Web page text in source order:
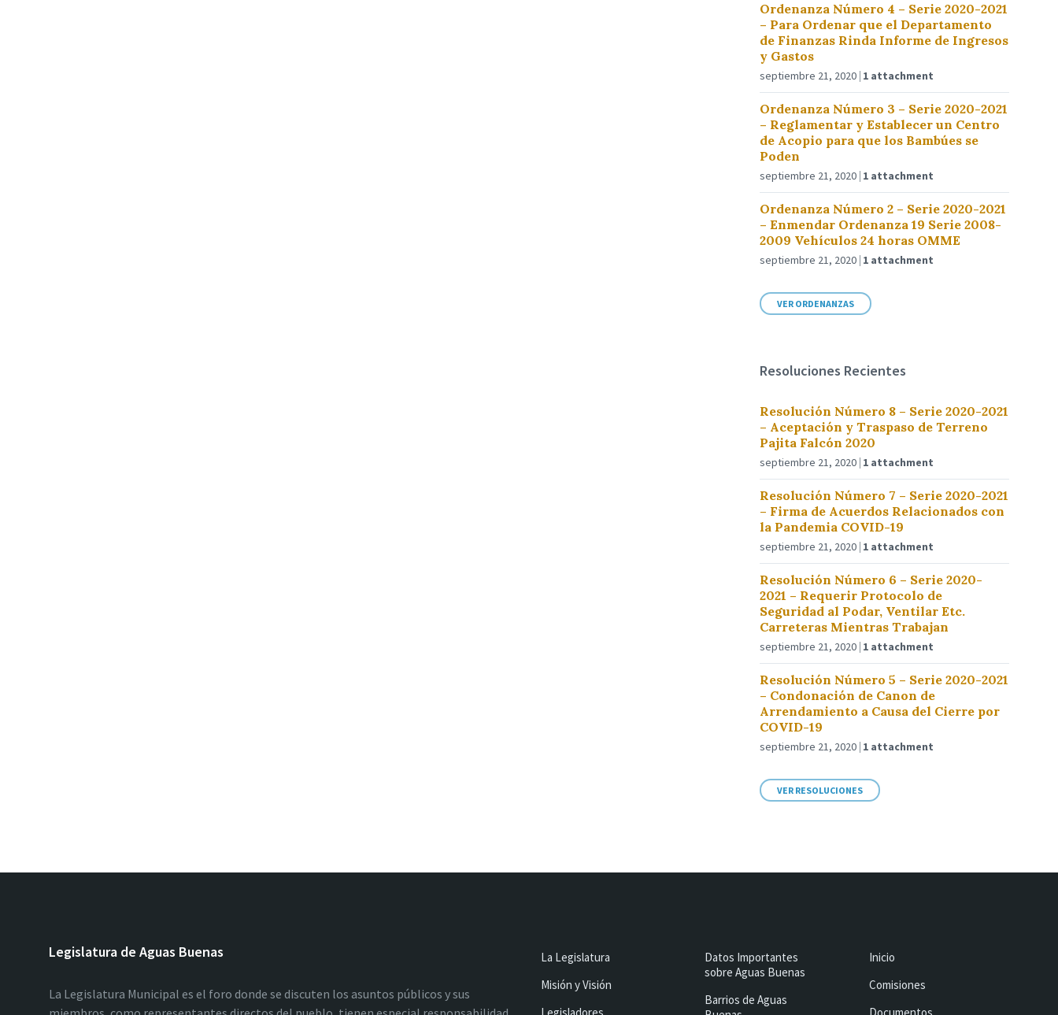
Ordenanza Número 4 – Serie 2020-2021
– Para Ordenar que el Departamento
de Finanzas Rinda Informe de Ingresos
y Gastos
septiembre 21, 2020 1 attachment
Ordenanza Número 3 – Serie 2020-2021
– Reglamentar y Establecer un Centro
de Acopio para que los Bambúes se
Poden
septiembre 21, 2020 1 attachment
Ordenanza Número 2 – Serie 2020-2021
– Enmendar Ordenanza 19 Serie 2008-
2009 Vehículos 24 horas OMME
septiembre 21, 2020 1 attachment
VER ORDENANZAS
Resoluciones Recientes
Resolución Número 8 – Serie 2020-2021
– Aceptación y Traspaso de Terreno
Pajita Falcón 2020
septiembre 21, 2020 1 attachment
Resolución Número 7 – Serie 2020-2021
– Firma de Acuerdos Relacionados con
la Pandemia COVID-19
septiembre 21, 2020 1 attachment
Resolución Número 6 – Serie 2020-
2021 – Requerir Protocolo de
Seguridad al Podar, Ventilar Etc.
Carreteras Mientras Trabajan
septiembre 21, 2020 1 attachment
Resolución Número 5 – Serie 2020-2021
– Condonación de Canon de
Arrendamiento a Causa del Cierre por
COVID-19
septiembre 21, 2020 1 attachment
VER RESOLUCIONES
Legislatura de Aguas Buenas
La Legislatura Municipal es el foro donde se discuten los asuntos públicos y sus
La Legislatura
Misión y Visión
Datos Importantes
sobre Aguas Buenas
Barrios de Aguas
Inicio
Comisiones